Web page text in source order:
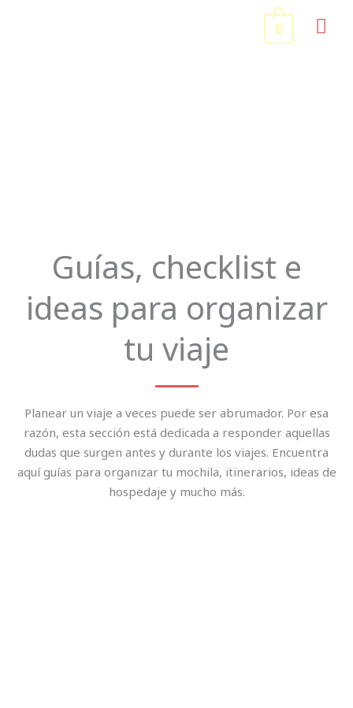
0
Guías, checklist e
ideas para organizar
tu viaje
Planear un viaje a veces puede ser abrumador. Por esa
razón, esta sección está dedicada a responder aquellas
dudas que surgen antes y durante los viajes. Encuentra
aquí guías para organizar tu mochila, itinerarios, ideas de
hospedaje y mucho más.